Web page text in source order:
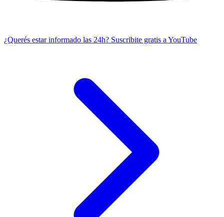
¿Querés estar informado las 24h? Suscribite gratis a YouTube